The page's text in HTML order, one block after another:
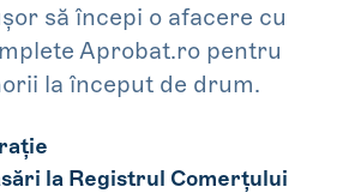
să începi o afacere cu
Aprobat.ro pentru
la început de drum.
la Registrul Comerțului